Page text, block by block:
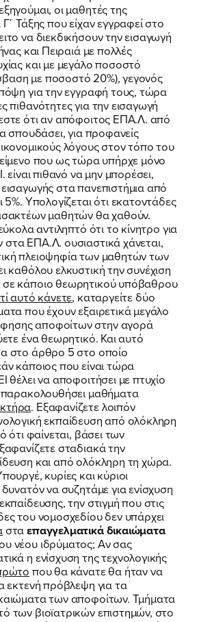
οι μαθητές της
Τάξης που είχαν εγγραφεί στο
να διεκδικήσουν την εισαγωγή
και Πειραιά με πολλές
και με μεγάλο ποσοστό
με ποσοστό 20%), γεγονός
για την εγγραφή τους, τώρα
πιθανότητες για την εισαγωγή
ότι αν απόφοιτος ΕΠΑ.Λ. από
σπουδάσει, για προφανείς
λόγους στον τόπο του
που ως τώρα υπήρχε μόνο
πιθανό να μην μπορέσει,
στα πανεπιστήμια από
Υπολογίζεται ότι εκατοντάδες
μαθητών θα χαθούν.
αντιληπτό ότι το κίνητρο για
ΕΠΑ.Λ. ουσιαστικά χάνεται,
πλειοψηφία των μαθητών των
καθόλου ελκυστική την συνέχιση
κάποιο θεωρητικού υπόβαθρου
αυτό κάνετε, καταργείτε δύο
που έχουν εξαιρετικά μεγάλο
αποφοίτων στην αγορά
ένα θεωρητικό. Και αυτό
στο άρθρο 5 στο οποίο
κάποιος που είναι τώρα
θέλει να αποφοιτήσει με πτυχίο
μαθήματα
. Εξαφανίζετε λοιπόν
εκπαίδευση από ολόκληρη
ότι φαίνεται, βάσει των
σταδιακά την
και από ολόκληρη τη χώρα.
κυρίες και κύριοι
να συζητάμε για ενίσχυση
την στιγμή που στις
του νομοσχεδίου δεν υπάρχει
σταεπαγγελματικά δικαιώματα
νέου ιδρύματος; Αν σας
η ενίσχυση της τεχνολογικής
που θα κάνατε θα ήταν να
εκτενή πρόβλεψη για τα
των αποφοίτων. Τμήματα
των βιοϊατρικών επιστημών, στο